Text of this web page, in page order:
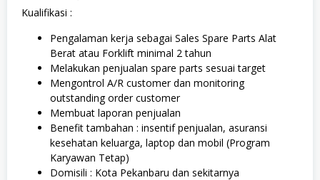
Kualifikasi :
Pengalaman kerja sebagai Sales Spare Parts Alat
Berat atau Forklift minimal 2 tahun
Melakukan penjualan spare parts sesuai target
Mengontrol A/R customer dan monitoring
outstanding order customer
Membuat laporan penjualan
Benefit tambahan : insentif penjualan, asuransi
kesehatan keluarga, laptop dan mobil (Program
Karyawan Tetap)
Domisili : Kota Pekanbaru dan sekitarnya